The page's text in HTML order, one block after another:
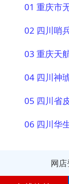
01 重庆市
02 四川哨
03 重庆天
04 四川神
05 四川省
06 四川华
网